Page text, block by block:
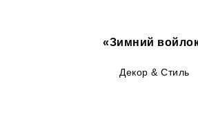
«Зимний
Декор & Стиль